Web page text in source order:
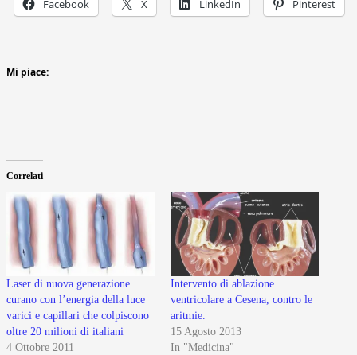
Facebook X LinkedIn Pinterest
Mi piace:
Correlati
Laser di nuova generazione
curano con l’energia della luce
varici e capillari che colpiscono
oltre 20 milioni di italiani
4 Ottobre 2011
Intervento di ablazione
ventricolare a Cesena, contro le
aritmie.
15 Agosto 2013
In "Medicina"